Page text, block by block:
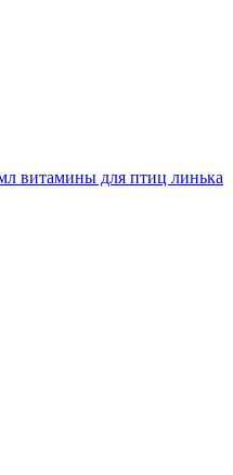
витамины для птиц линька